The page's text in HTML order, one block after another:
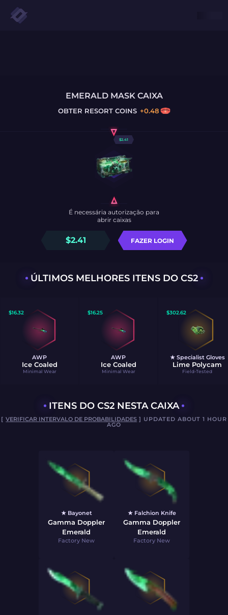
EMERALD MASK CAIXA
OBTER RESORT COINS +0.48
$2.41
$2.41 FAZER LOGIN
É necessária autorização para
abrir caixas
ÚLTIMOS MELHORES ITENS DO CS2
$16.32
AWP
Ice Coaled
Minimal Wear
$16.25
AWP
Ice Coaled
Minimal Wear
$302.62
★ Specialist Gloves
Lime Polycam
Field-Tested
ITENS DO CS2 NESTA CAIXA
[VERIFICAR INTERVALO DE PROBABILIDADES ] UPDATED ABOUT 1 HOUR
AGO
★ Bayonet
Gamma Doppler
Emerald
Factory New
★ Falchion Knife
Gamma Doppler
Emerald
Factory New